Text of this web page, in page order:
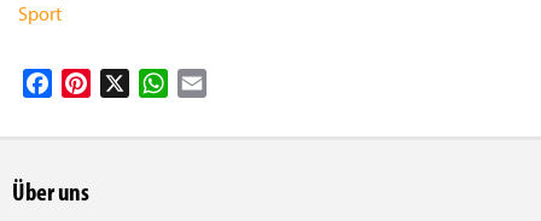
Sport
FacebookPinterest WhatsApp
Über uns